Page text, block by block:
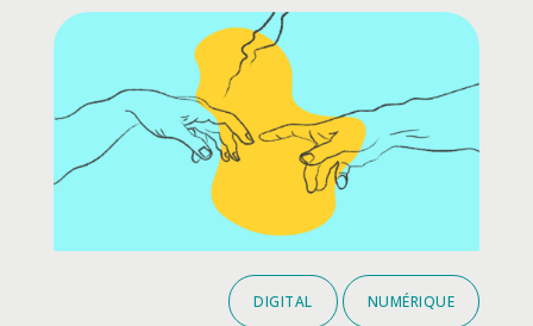
DIGITAL NUMÉRIQUE